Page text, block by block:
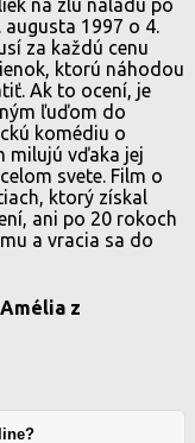
na zlú náladu po
1997 o 4.
za každú cenu
ktorú náhodou
Ak to ocení, je
ľuďom do
komédiu o
milujú vďaka jej
svete. Film o
ktorý získal
ani po 20 rokoch
a vracia sa do
z